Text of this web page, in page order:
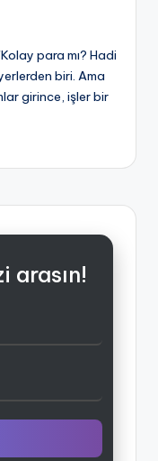
para mı? Hadi
biri. Ama
girince, işler bir
arasın!